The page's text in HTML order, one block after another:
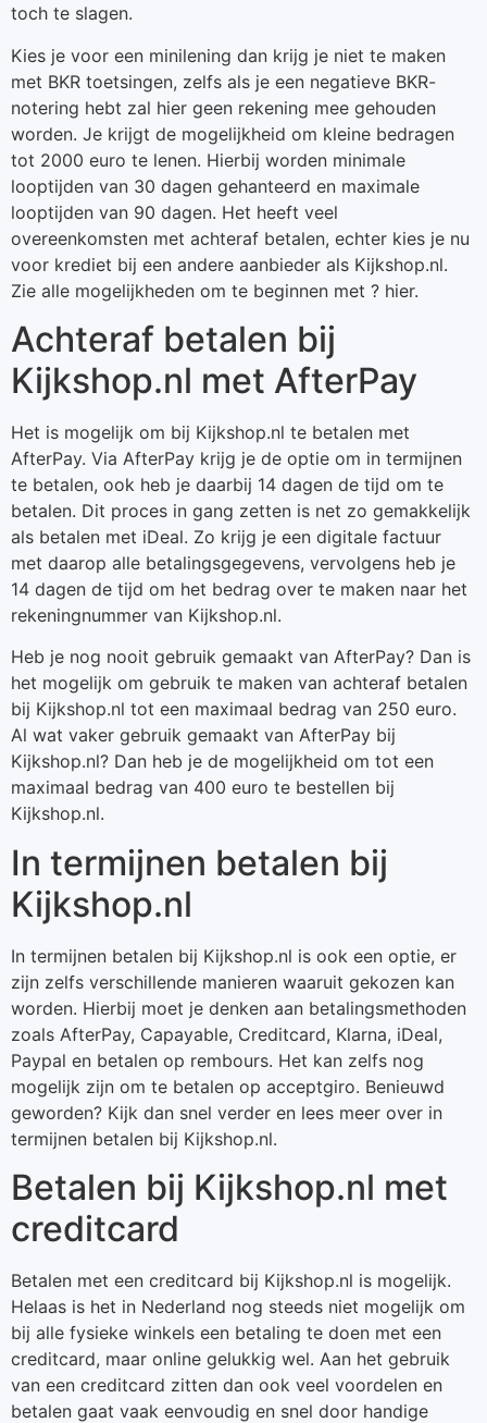
toch te slagen.
Kies je voor een minilening dan krijg je niet te maken
met BKR toetsingen, zelfs als je een negatieve BKR-
notering hebt zal hier geen rekening mee gehouden
worden. Je krijgt de mogelijkheid om kleine bedragen
tot 2000 euro te lenen. Hierbij worden minimale
looptijden van 30 dagen gehanteerd en maximale
looptijden van 90 dagen. Het heeft veel
overeenkomsten met achteraf betalen, echter kies je nu
voor krediet bij een andere aanbieder als Kijkshop.nl.
Zie alle mogelijkheden om te beginnen met ? hier.
Achteraf betalen bij
Kijkshop.nl met AfterPay
Het is mogelijk om bij Kijkshop.nl te betalen met
AfterPay. Via AfterPay krijg je de optie om in termijnen
te betalen, ook heb je daarbij 14 dagen de tijd om te
betalen. Dit proces in gang zetten is net zo gemakkelijk
als betalen met iDeal. Zo krijg je een digitale factuur
met daarop alle betalingsgegevens, vervolgens heb je
14 dagen de tijd om het bedrag over te maken naar het
rekeningnummer van Kijkshop.nl.
Heb je nog nooit gebruik gemaakt van AfterPay? Dan is
het mogelijk om gebruik te maken van achteraf betalen
bij Kijkshop.nl tot een maximaal bedrag van 250 euro.
Al wat vaker gebruik gemaakt van AfterPay bij
Kijkshop.nl? Dan heb je de mogelijkheid om tot een
maximaal bedrag van 400 euro te bestellen bij
Kijkshop.nl.
In termijnen betalen bij
Kijkshop.nl
In termijnen betalen bij Kijkshop.nl is ook een optie, er
zijn zelfs verschillende manieren waaruit gekozen kan
worden. Hierbij moet je denken aan betalingsmethoden
zoals AfterPay, Capayable, Creditcard, Klarna, iDeal,
Paypal en betalen op rembours. Het kan zelfs nog
mogelijk zijn om te betalen op acceptgiro. Benieuwd
geworden? Kijk dan snel verder en lees meer over in
termijnen betalen bij Kijkshop.nl.
Betalen bij Kijkshop.nl met
creditcard
Betalen met een creditcard bij Kijkshop.nl is mogelijk.
Helaas is het in Nederland nog steeds niet mogelijk om
bij alle fysieke winkels een betaling te doen met een
creditcard, maar online gelukkig wel. Aan het gebruik
van een creditcard zitten dan ook veel voordelen en
betalen gaat vaak eenvoudig en snel door handige